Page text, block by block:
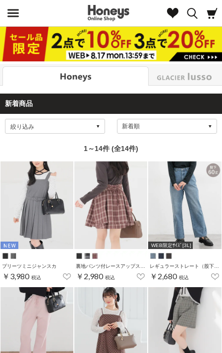
新着商品
絞り込み
1～14件 (全14件)
プリーツミニジャンスカ
￥3,980 税込 ￥2,980 税込
WEB限定ｻｲｽﾞ[3L]
￥2,680 税込